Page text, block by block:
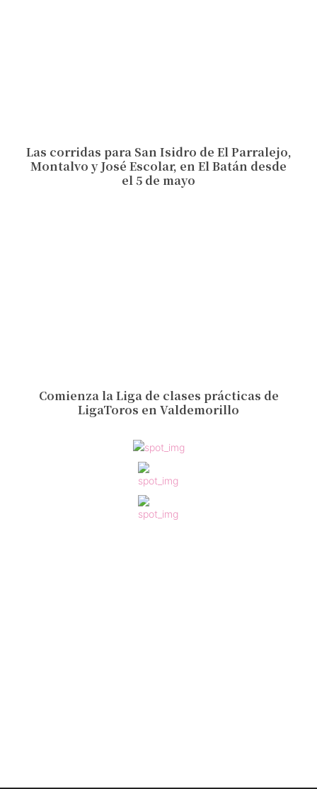
Las corridas para San Isidro de El Parralejo,
Montalvo y José Escolar, en El Batán desde
el 5 de mayo
Comienza la Liga de clases prácticas de
LigaToros en Valdemorillo